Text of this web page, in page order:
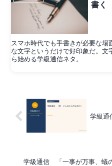
書く
スマホ時代でも手書きが必要な
な文字というだけで好印象だ。
ら始める学級通信ネタ。
学級
学級通信 「一事が万事、蟻